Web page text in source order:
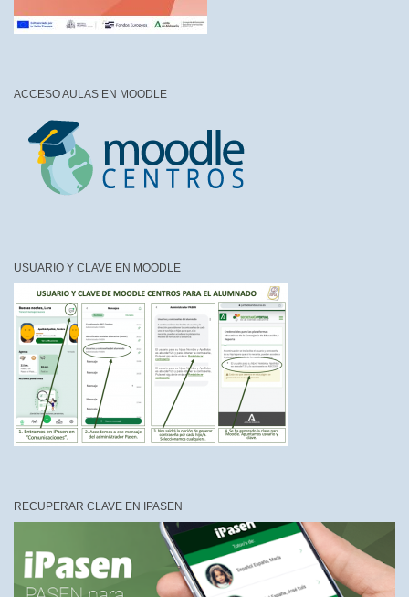
ACCESO AULAS EN MOODLE
USUARIO Y CLAVE EN MOODLE
RECUPERAR CLAVE EN IPASEN